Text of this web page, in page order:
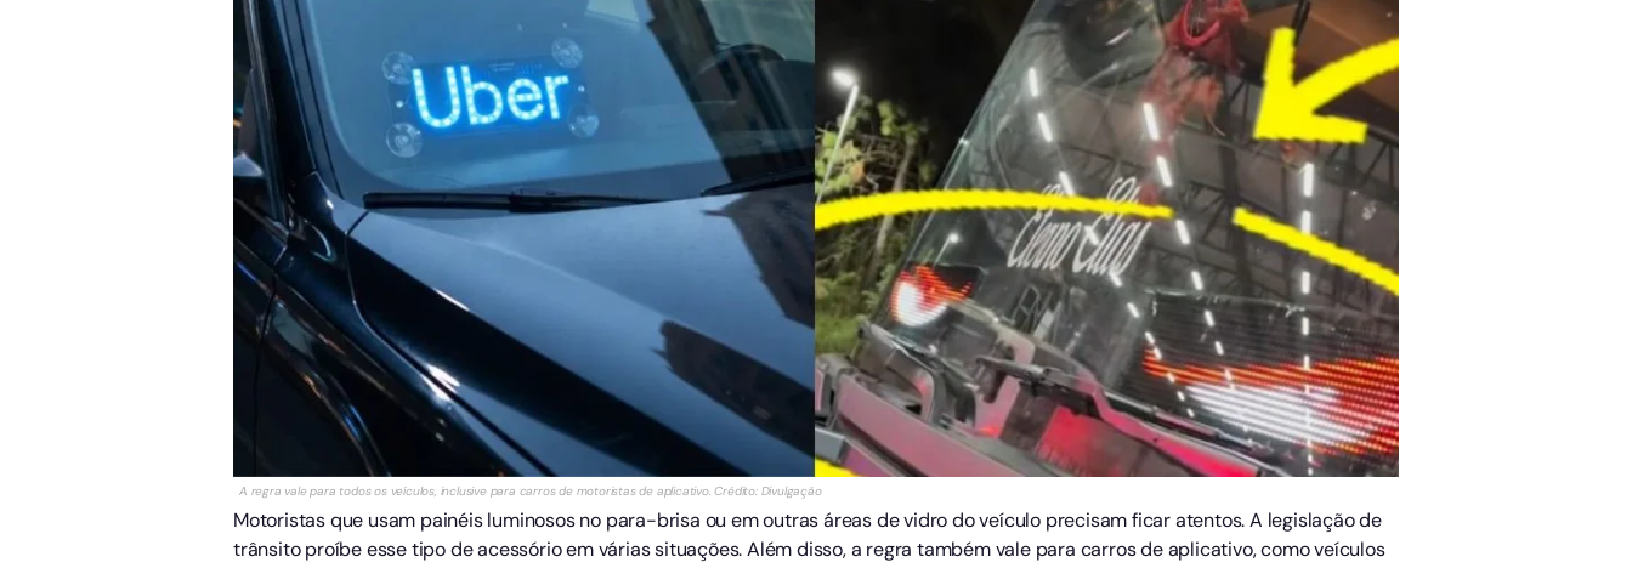
A regra vale para todos os veículos, inclusive para carros de motoristas de aplicativo. Crédito: Divulgação
Motoristas que usam painéis luminosos no para-brisa ou em outras áreas de vidro do veículo precisam ficar atentos. A legislação de
trânsito proíbe esse tipo de acessório em várias situações. Além disso, a regra também vale para carros de aplicativo, como veículos